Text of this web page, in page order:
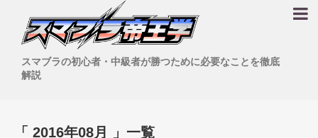
スマブラの初心者・中級者が勝つために必要なことを徹底
解説
「 2016年08月 」一覧